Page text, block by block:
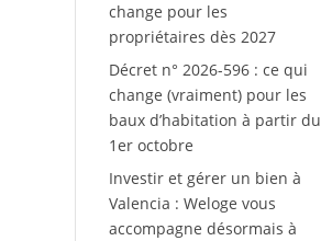
change pour les
propriétaires dès 2027
Décret n° 2026-596 : ce qui
change (vraiment) pour les
baux d’habitation à partir du
1er octobre
Investir et gérer un bien à
Valencia : Weloge vous
accompagne désormais à